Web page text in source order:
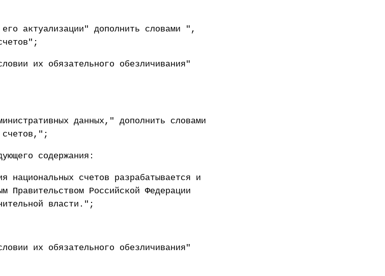
актуализации" дополнить словами ",
их обязательного обезличивания"
данных," дополнить словами
счетов,";
содержания:
национальных счетов разрабатывается и
Правительством Российской Федерации
власти.";
их обязательного обезличивания"